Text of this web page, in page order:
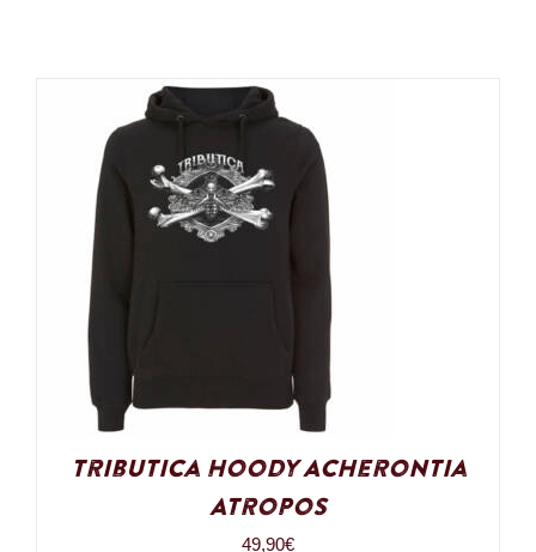
Tributica Hoody Acherontia
Atropos
49,90€